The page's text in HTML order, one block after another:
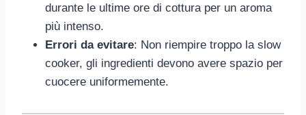
durante le ultime ore di cottura per un aroma
più intenso.
Errori da evitare: Non riempire troppo la slow
cooker, gli ingredienti devono avere spazio per
cuocere uniformemente.